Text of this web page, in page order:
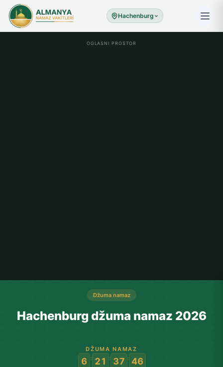
Hachenburg
OGLASNI PROSTOR
Džuma namaz
Hachenburg džuma namaz 2026
DŽUMA NAMAZ
6 : 21 : 37 : 45